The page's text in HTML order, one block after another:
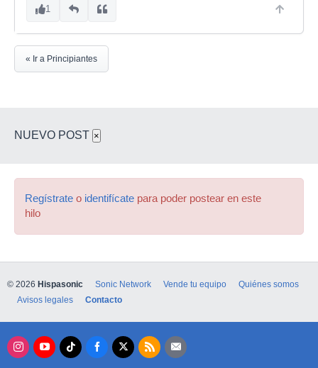
1
« Ir a Principiantes
NUEVO POST ×
Regístrate o identifícate para poder postear en este
hilo
© 2026 Hispasonic Sonic Network Vende tu equipo
Quiénes somos
Avisos legales
Contacto